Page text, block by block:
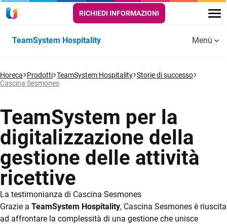
RICHIEDI INFORMAZIONI
TeamSystem Hospitality
Funzionalità
GESTIONALE
PMS
Operatività
Quotidiana
Self check-in e
check-out
App Ospite
Riconoscimento
OCR
PRENOTAZIONI
Channel Manager
Booking Engine
CRM E
CRM
Storie di successo
Risorse utili
Aggiornamenti Webinar
Area
FAQ
Finanziamenti
agevolati
Prezzi
Hotel, B&B,
Agriturismi
Case
Servizi
Formazione
Prova Gratis
Menù
Horeca Prodotti TeamSystem Hospitality Storie di successo
Cascina Sesmones
TeamSystem per la
digitalizzazione della
gestione delle attività
ricettive
La testimonianza di Cascina Sesmones
Grazie a TeamSystem Hospitality, Cascina Sesmones è riuscita
ad affrontare la complessità di una gestione che unisce